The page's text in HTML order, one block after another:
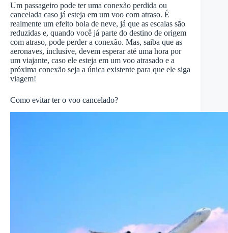
Um passageiro pode ter uma conexão perdida ou
cancelada caso já esteja em um voo com atraso. É
realmente um efeito bola de neve, já que as escalas são
reduzidas e, quando você já parte do destino de origem
com atraso, pode perder a conexão. Mas, saiba que as
aeronaves, inclusive, devem esperar até uma hora por
um viajante, caso ele esteja em um voo atrasado e a
próxima conexão seja a única existente para que ele siga
viagem!
Como evitar ter o voo cancelado?